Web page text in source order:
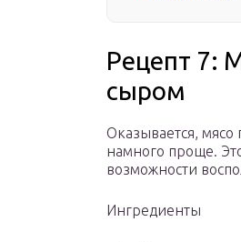
Рецепт 7:
сыром
Оказывается, мясо
намного проще.
возможности
Ингредиенты